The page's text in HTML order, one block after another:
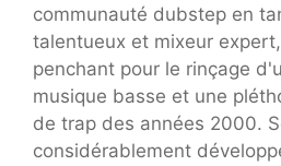
communauté dubstep en
talentueux et mixeur
penchant pour le rinçage
musique basse et une
de trap des années 2000.
considérablement